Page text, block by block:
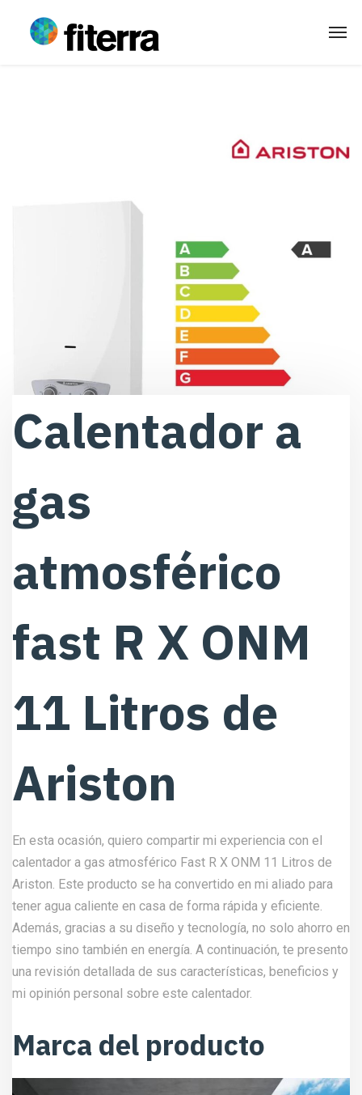
Calentador a
gas
atmosférico
fast R X ONM
11 Litros de
Ariston
En esta ocasión, quiero compartir mi experiencia con el
calentador a gas atmosférico Fast R X ONM 11 Litros de
Ariston. Este producto se ha convertido en mi aliado para
tener agua caliente en casa de forma rápida y eficiente.
Además, gracias a su diseño y tecnología, no solo ahorro en
tiempo sino también en energía. A continuación, te presento
una revisión detallada de sus características, beneficios y
mi opinión personal sobre este calentador.
Marca del producto